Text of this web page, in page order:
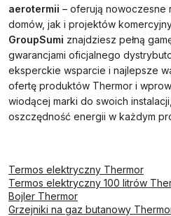
aerotermii – oferują nowoczesne
domów, jak i projektów
GroupSumi znajdziesz pełną
gwarancjami oficjalnego
eksperckie wsparcie i najlepsze
ofertę produktów Thermor i
wiodącej marki do swoich
oszczędność energii w każdym
Termos elektryczny Thermor
Termos elektryczny 100 litrów
Bojler Thermor
Grzejniki na gaz butanowy